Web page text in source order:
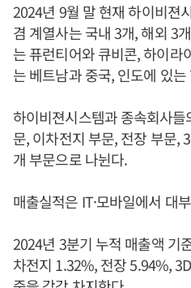
2024년 9월 말 현재 하이비젼
겸 계열사는 국내 3개, 해외 3
는 퓨런티어와 큐비콘, 하이라
는 베트남과 중국, 인도에 있
하이비젼시스템과 종속회사들
문, 이차전지 부문, 전장 부문,
개 부문으로 나뉜다.
매출실적은 IT·모바일에서 대
2024년 3분기 누적 매출액 기
차전지 1.32%, 전장 5.94%,